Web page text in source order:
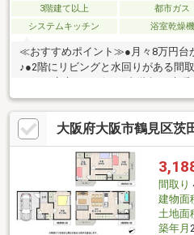
3階建て以上 都市ガス
システムキッチン
浴室乾燥機
≪おすすめポイント≫●月々8万円台
♪●2階にリビングと水回りがある間
過ごしいただけます♪●トイレ2か所
でもぬれずに出入りできます♪●バル
好♪≪リフォーム内容≫●ビルトイン
シュレット 新調●トイレCF張替●ク
が苦手な方も安心！ネット予約な
する】より、見学希望のお問い合わ
大阪府大阪市鶴見区茨
間取り
建物面
土地面
築年月